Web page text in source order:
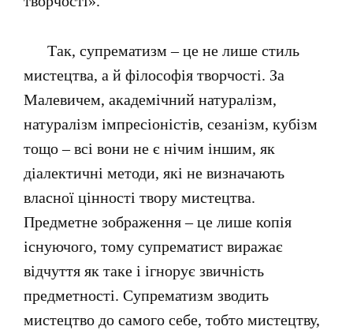
Так, супрематизм – це не лише стиль
мистецтва, а й філософія творчості. За
Малевичем, академічний натуралізм,
натуралізм імпресіоністів, сезанізм, кубізм
тощо – всі вони не є нічим іншим, як
діалектичні методи, які не визначають
власної цінності твору мистецтва.
Предметне зображення – це лише копія
існуючого, тому супрематист виражає
відчуття як таке і ігнорує звичність
предметності. Супрематизм зводить
мистецтво до самого себе, тобто мистецтву,